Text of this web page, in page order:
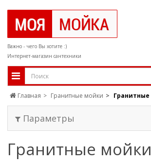
Важно - чего Вы хотите :)
Интернет-магазин сантехники
Главная Гранитные мойки
Параметры
Гранитные мойки